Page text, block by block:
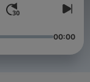
00:00